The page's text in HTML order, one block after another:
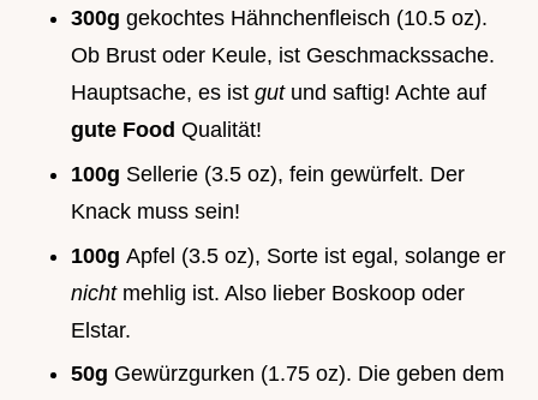
300g gekochtes Hähnchenfleisch (10.5 oz).
Ob Brust oder Keule, ist Geschmackssache.
Hauptsache, es ist gut und saftig! Achte auf
gute Food Qualität!
100g Sellerie (3.5 oz), fein gewürfelt. Der
Knack muss sein!
100g Apfel (3.5 oz), Sorte ist egal, solange er
nicht mehlig ist. Also lieber Boskoop oder
Elstar.
50g Gewürzgurken (1.75 oz). Die geben dem